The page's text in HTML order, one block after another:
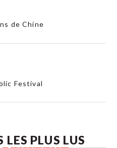
de Chine
Festival
LES PLUS LUS